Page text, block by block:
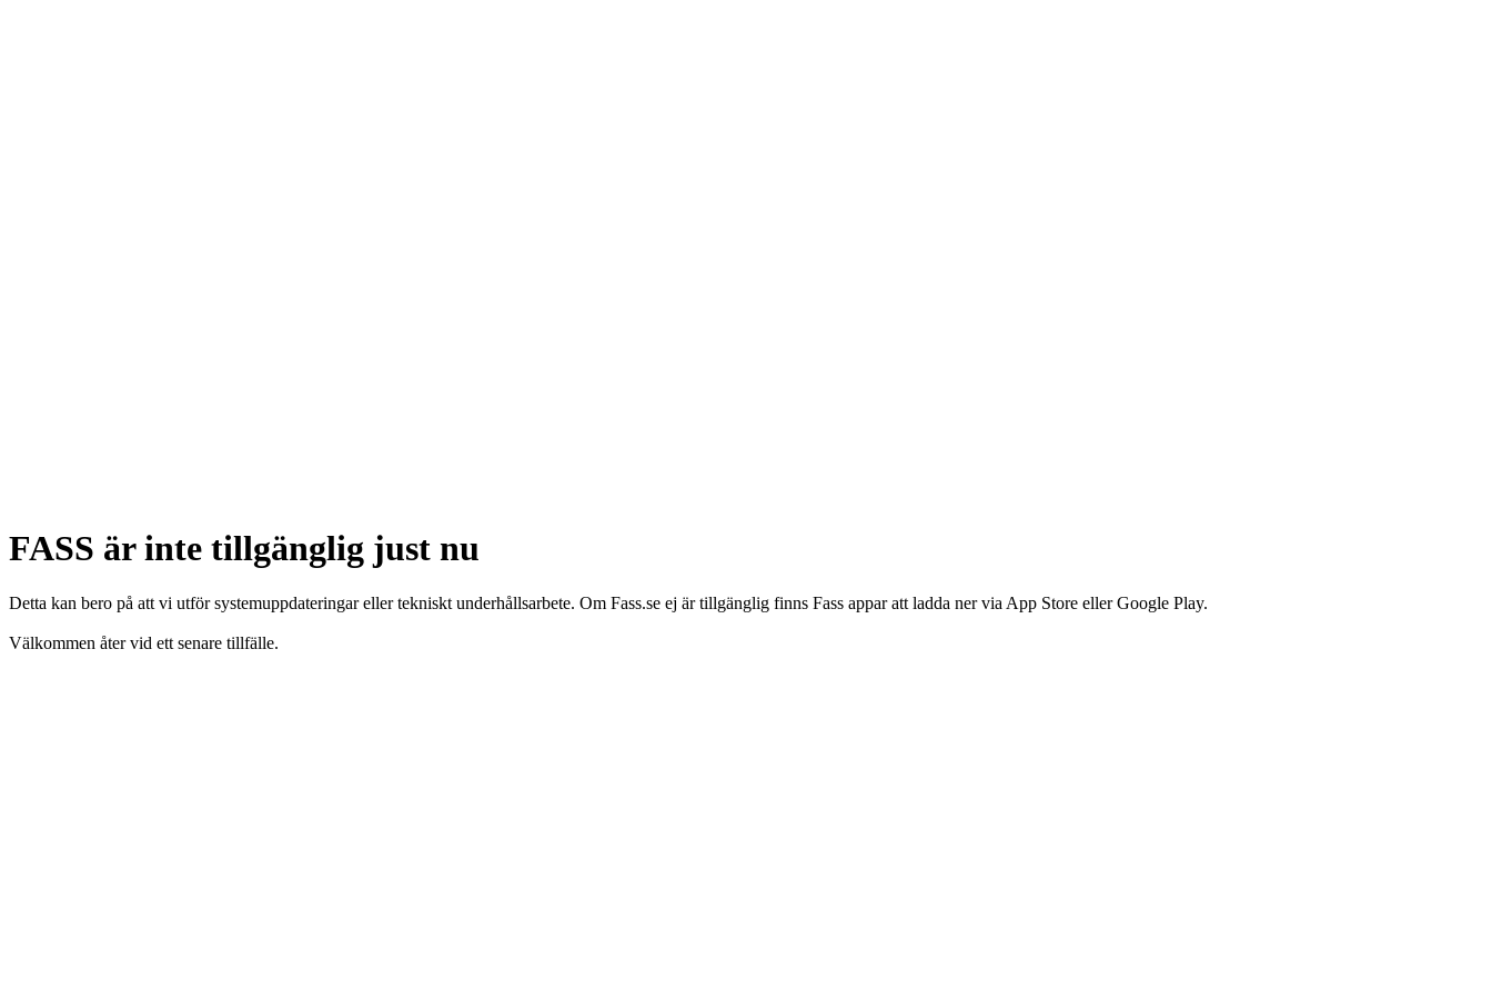
FASS är inte tillgänglig just nu
Detta kan bero på att vi utför systemuppdateringar eller tekniskt underhållsarbete. Om Fass.se ej är tillgänglig finns Fass appar att ladda ner via App Store eller Google Play.
Välkommen åter vid ett senare tillfälle.